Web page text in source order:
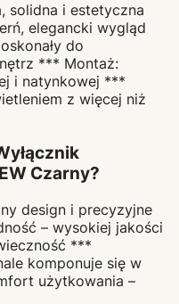
solidna i estetyczna
elegancki wygląd
do
*** Montaż:
i natynkowej ***
z więcej niż
Czarny?
design i precyzyjne
– wysokiej jakości
***
komponuje się w
użytkowania –